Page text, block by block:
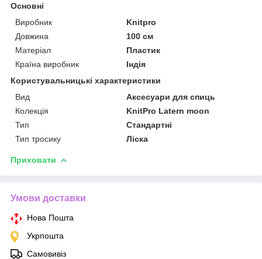
Основні
Виробник
Knitpro
Довжина
100 см
Матеріал
Пластик
Країна виробник
Індія
Користувальницькі характеристики
Вид
Аксесуари для спиць
Колекція
KnitPro Latern moon
Тип
Стандартні
Тип тросику
Ліска
Приховати
Умови доставки
Нова Пошта
Укрпошта
Самовивіз